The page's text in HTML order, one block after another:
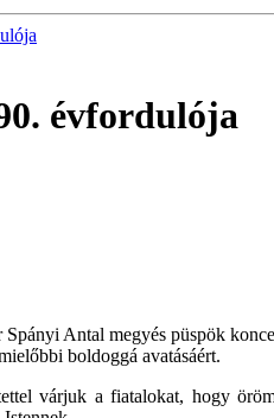
évfordulója
Spányi Antal megyés püspök
boldoggá avatásáért.
várjuk a fiatalokat, hogy